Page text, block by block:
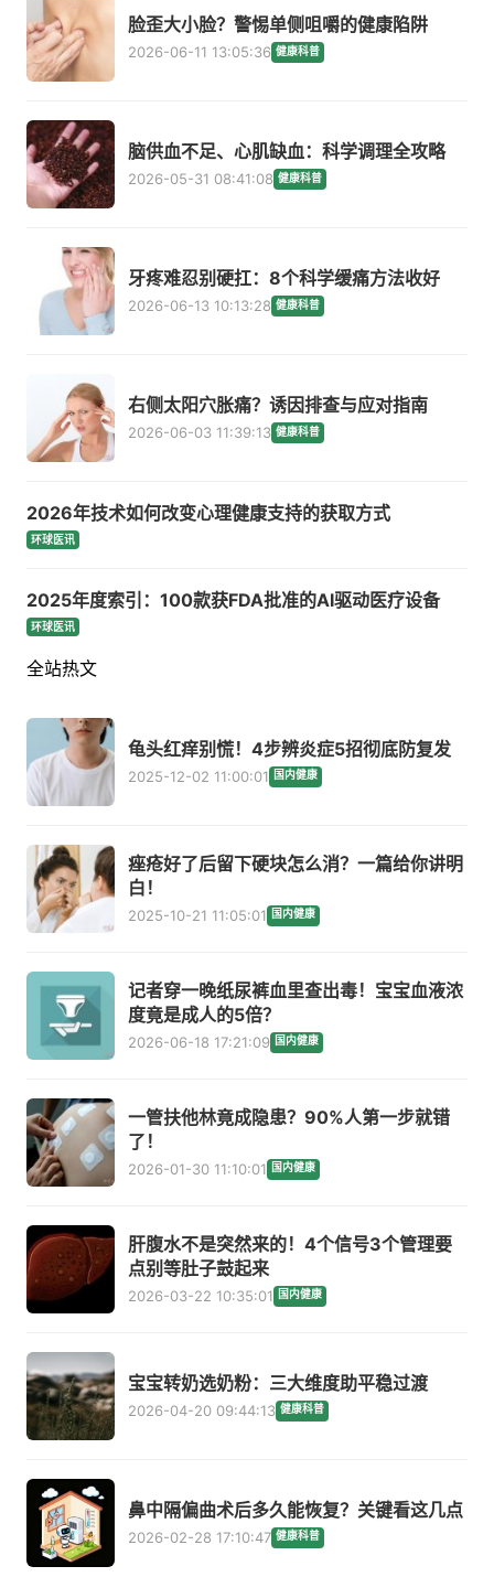
脸歪大小脸？警惕单侧咀嚼的健康陷阱
2026-06-11 13:05:36 健康科普
脑供血不足、心肌缺血：科学调理全攻略
2026-05-31 08:41:08 健康科普
牙疼难忍别硬扛：8个科学缓痛方法收好
2026-06-13 10:13:28 健康科普
右侧太阳穴胀痛？诱因排查与应对指南
2026-06-03 11:39:13 健康科普
2026年技术如何改变心理健康支持的获取方式
环球医讯
2025年度索引：100款获FDA批准的AI驱动医疗设备
环球医讯
全站热文
龟头红痒别慌！4步辨炎症5招彻底防复发
2025-12-02 11:00:01 国内健康
痤疮好了后留下硬块怎么消？一篇给你讲明
白！
2025-10-21 11:05:01 国内健康
记者穿一晚纸尿裤血里查出毒！宝宝血液浓
度竟是成人的5倍？
2026-06-18 17:21:09 国内健康
一管扶他林竟成隐患？90%人第一步就错
了！
2026-01-30 11:10:01 国内健康
肝腹水不是突然来的！4个信号3个管理要
点别等肚子鼓起来
2026-03-22 10:35:01 国内健康
宝宝转奶选奶粉：三大维度助平稳过渡
2026-04-20 09:44:13 健康科普
鼻中隔偏曲术后多久能恢复？关键看这几点
2026-02-28 17:10:47 健康科普